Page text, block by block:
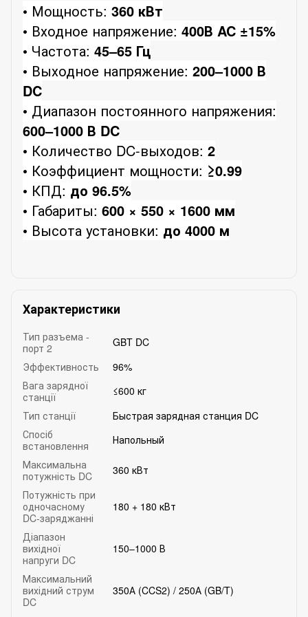
• Мощность: 360 кВт
• Входное напряжение: 400В AC ±15%
• Частота: 45–65 Гц
• Выходное напряжение: 200–1000 В
DC
• Диапазон постоянного напряжения:
600–1000 В DC
• Количество DC-выходов: 2
• Коэффициент мощности: ≥0.99
• КПД: до 96.5%
• Габариты: 600 × 550 × 1600 мм
• Высота установки: до 4000 м
Характеристики
Тип разъема -
порт 2
GBT DC
Эффективность
96%
Вага зарядної
станції
≤600 кг
Тип станції
Быстрая зарядная станция DC
Спосіб
встановлення
Напольный
Максимальна
потужність DC
360 кВт
Потужність при
одночасному
DC-заряджанні
180 + 180 кВт
Діапазон
вихідної
напруги DC
150–1000 В
Максимальний
вихідний струм
DC
350А (CCS2) / 250А (GB/T)